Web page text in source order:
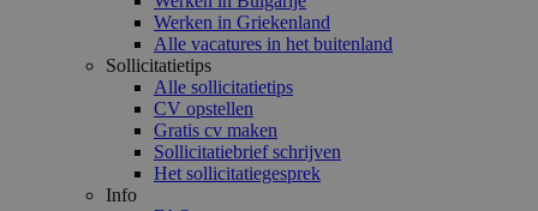
Werken in Griekenland
Alle vacatures in het buitenland
Sollicitatietips
Alle sollicitatietips
CV opstellen
Gratis cv maken
Sollicitatiebrief schrijven
Het sollicitatiegesprek
Info